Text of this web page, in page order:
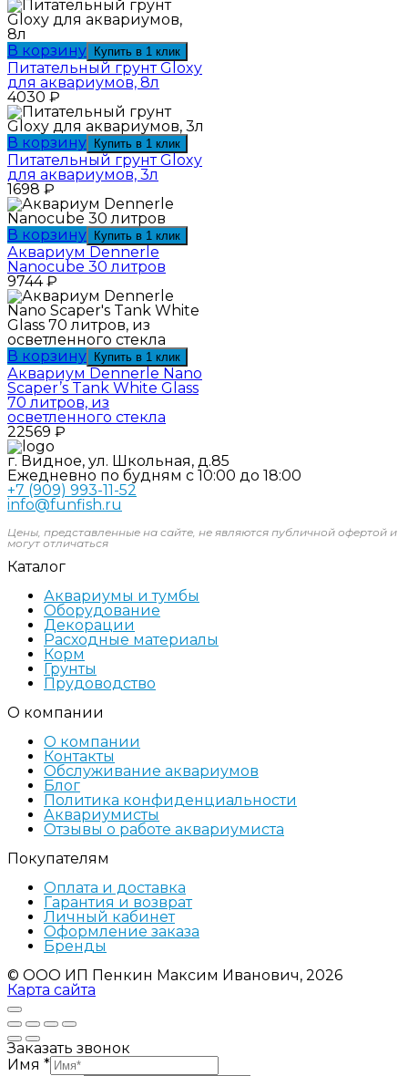
В корзину Купить в 1 клик
Питательный грунт Gloxy
для аквариумов, 8л
4030 ₽
В корзину Купить в 1 клик
Питательный грунт Gloxy
для аквариумов, 3л
1698 ₽
В корзину Купить в 1 клик
Аквариум Dennerle
Nanocube 30 литров
9744₽
В корзину Купить в 1 клик
Аквариум Dennerle Nano
Scaper’s Tank White Glass
70 литров, из
осветленного стекла
22569 ₽
г. Видное, ул. Школьная, д.85
Ежедневно по будням с 10:00 до 18:00
+7 (909) 993-11-52
info@funfish.ru
Цены, представленные на сайте, не являются публичной офертой и
могут отличаться
Каталог
Аквариумы и тумбы
Оборудование
Декорации
Расходные материалы
Корм
Грунты
Прудоводство
О компании
О компании
Контакты
Обслуживание аквариумов
Блог
Политика конфиденциальности
Аквариумисты
Отзывы о работе аквариумиста
Покупателям
Оплата и доставка
Гарантия и возврат
Личный кабинет
Оформление заказа
Бренды
© ООО ИП Пенкин Максим Иванович, 2026
Карта сайта
Заказать звонок
Имя *